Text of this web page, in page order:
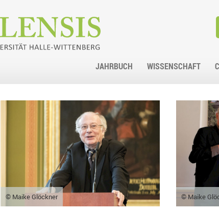
JAHRBUCH WISSENSCHAFT
© Maike Glöckner © Maike